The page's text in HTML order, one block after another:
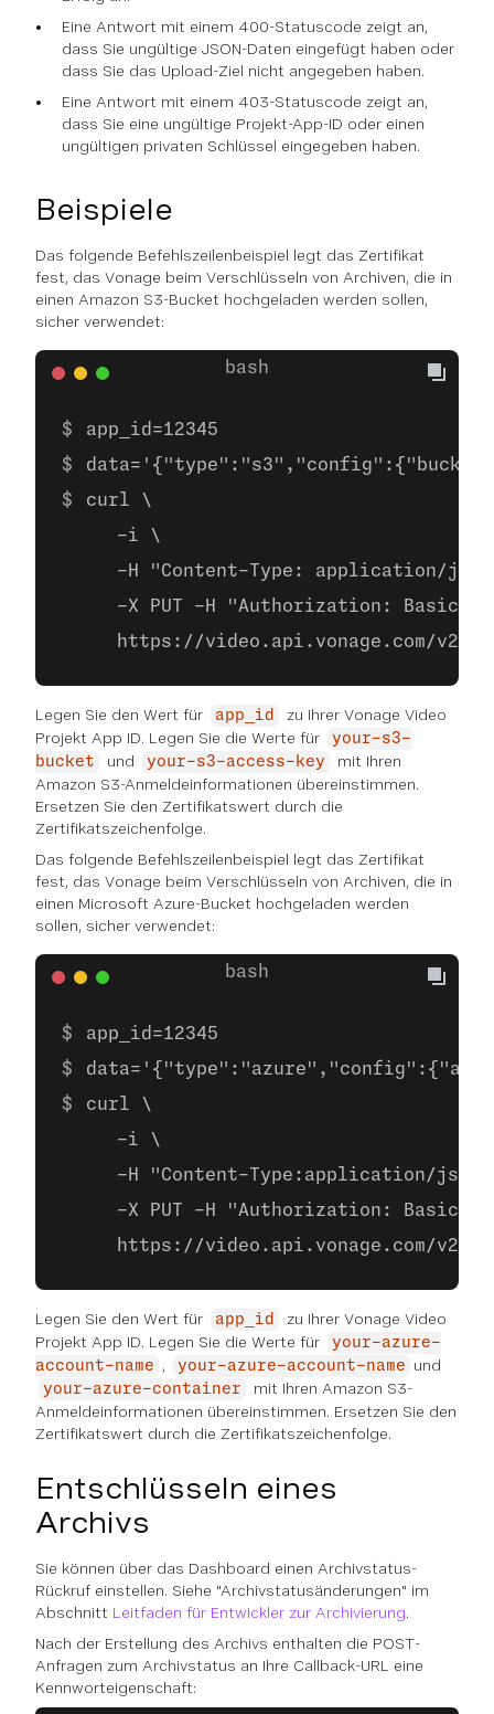
Eine Antwort mit einem 400-Statuscode zeigt an,
dass Sie ungültige JSON-Daten eingefügt haben oder
dass Sie das Upload-Ziel nicht angegeben haben.
Eine Antwort mit einem 403-Statuscode zeigt an,
dass Sie eine ungültige Projekt-App-ID oder einen
ungültigen privaten Schlüssel eingegeben haben.
Beispiele
Das folgende Befehlszeilenbeispiel legt das Zertifikat
fest, das Vonage beim Verschlüsseln von Archiven, die in
einen Amazon S3-Bucket hochgeladen werden sollen,
sicher verwendet:
app_id=12345
curl \
     -i \
-H "Content-Type: application/
-X PUT -H "Authorization: Basic
https://video.api.vonage.com/v2/
Legen Sie den Wert für app_id
zu Ihrer Vonage Video
Projekt App ID. Legen Sie die Werte für
your-s3-
bucket
und your-s3-access-key
mit Ihren
Amazon S3-Anmeldeinformationen übereinstimmen.
Ersetzen Sie den Zertifikatswert durch die
Zertifikatszeichenfolge.
Das folgende Befehlszeilenbeispiel legt das Zertifikat
fest, das Vonage beim Verschlüsseln von Archiven, die in
einen Microsoft Azure-Bucket hochgeladen werden
sollen, sicher verwendet:
app_id=12345
curl \
     -i \
-H "Content-Type:application/
-X PUT -H "Authorization: Basic
https://video.api.vonage.com/v2/
Legen Sie den Wert für app_id
zu Ihrer Vonage Video
Projekt App ID. Legen Sie die Werte für
your-azure-
account-name
, your-azure-account-name und
your-azure-container
mit Ihren Amazon S3-
Anmeldeinformationen übereinstimmen. Ersetzen Sie den
Zertifikatswert durch die Zertifikatszeichenfolge.
Entschlüsseln eines
Archivs
Sie können über das Dashboard einen Archivstatus-
Rückruf einstellen. Siehe "Archivstatusänderungen" im
Abschnitt Leitfaden für Entwickler zur Archivierung.
Nach der Erstellung des Archivs enthalten die POST-
Anfragen zum Archivstatus an Ihre Callback-URL eine
Kennworteigenschaft: